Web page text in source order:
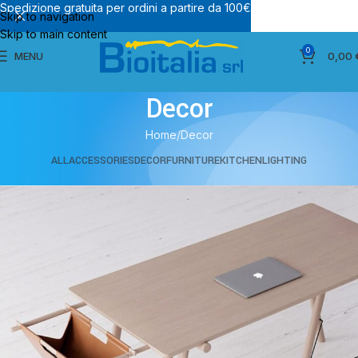
Skip to navigation
Skip to main content
MENU 0 0,00
Decor
Home Decor
ALLACCESSORIESDECORFURNITUREKITCHENLIGHTING
Spedizione gratuita per ordini a partire da 100€